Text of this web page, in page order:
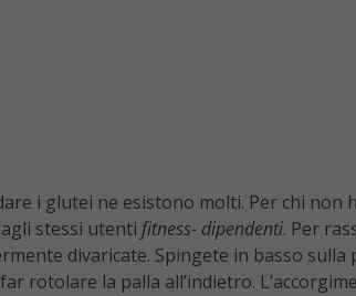
i glutei ne esistono molti. Per chi
stessi utenti fitness- dipendenti. Per
divaricate. Spingete in basso
rotolare la palla all’indietro.